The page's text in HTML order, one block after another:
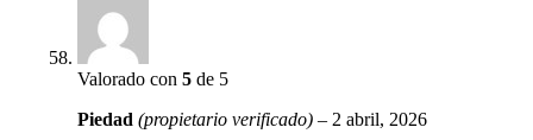
Valorado con5 de 5
Piedad(propietario verificado) – 2 abril, 2026